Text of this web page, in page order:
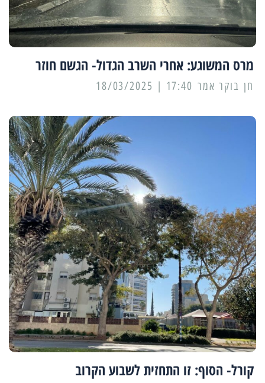
מרס המשוגע: אחרי השרב הגדול- הגשם חוזר
17:40 | 18/03/2025
קורל- הסוף: זו התחזית לשבוע הקרוב